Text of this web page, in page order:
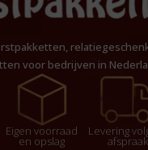
voor bedrijven in
Eigen voorraad
en opslag
Levering
afspraak